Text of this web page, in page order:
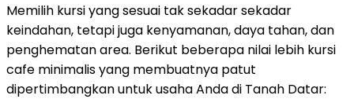
Memilih kursi yang sesuai tak sekadar sekadar
keindahan, tetapi juga kenyamanan, daya tahan, dan
penghematan area. Berikut beberapa nilai lebih kursi
cafe minimalis yang membuatnya patut
dipertimbangkan untuk usaha Anda di Tanah Datar: